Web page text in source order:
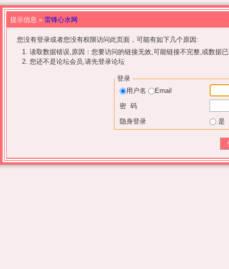
提示信息 » 雷锋心水网
您没有登录或者您没有权限访问此页面，可能有如下几个原因:
读取数据错误,原因：您要访问的链接无效,可能链接不完整,或数据
您还不是论坛会员,请先登录论坛
登录
用户名
Email
密 码
隐身登录